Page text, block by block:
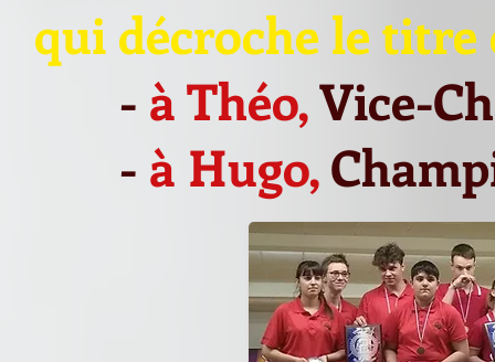
qui décroche le
- à Théo,Vice-
- à Hugo,